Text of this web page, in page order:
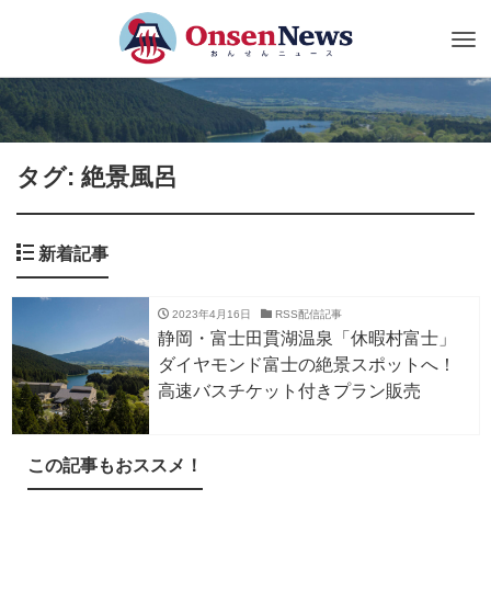
タグ: 絶景風呂
新着記事
2023年4月16日 RSS配信記事
静岡・富士田貫湖温泉「休暇村富士」
ダイヤモンド富士の絶景スポットへ！
高速バスチケット付きプラン販売
この記事もおススメ！